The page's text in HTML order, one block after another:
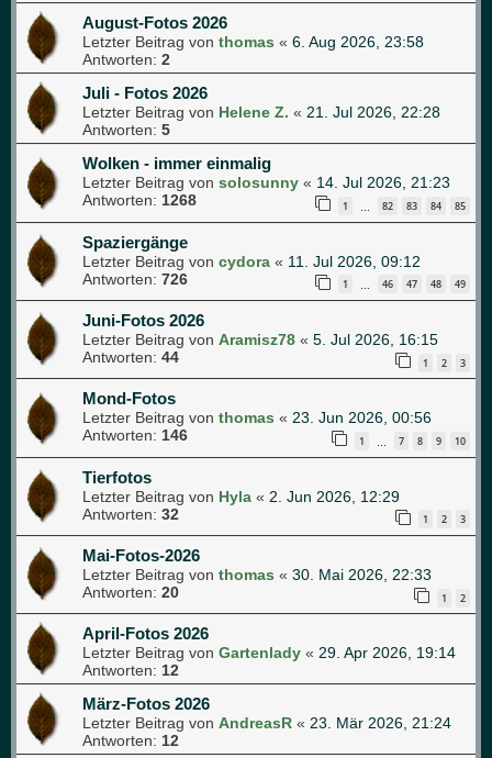
August-Fotos 2026
Letzter Beitrag von thomas « 6. Aug 2026, 23:58
Antworten: 2
Juli - Fotos 2026
Letzter Beitrag von Helene Z. « 21. Jul 2026, 22:28
Antworten: 5
Wolken - immer einmalig
Letzter Beitrag von solosunny « 14. Jul 2026, 21:23
Antworten: 1268 1 82 83 84 85
Spaziergänge
Letzter Beitrag von cydora « 11. Jul 2026, 09:12
Antworten: 726 1 … 46 47 48 49
Juni-Fotos 2026
Letzter Beitrag von Aramisz78 « 5. Jul 2026, 16:15
Antworten: 44 1 2 3
Mond-Fotos
Letzter Beitrag von thomas « 23. Jun 2026, 00:56
Antworten: 146 1 7 8 9 10
Tierfotos
Letzter Beitrag von Hyla « 2. Jun 2026, 12:29
Antworten: 32 1 2 3
Mai-Fotos-2026
Letzter Beitrag von thomas « 30. Mai 2026, 22:33
Antworten: 20 1 2
April-Fotos 2026
Letzter Beitrag von Gartenlady « 29. Apr 2026, 19:14
Antworten: 12
März-Fotos 2026
Letzter Beitrag von AndreasR « 23. Mär 2026, 21:24
Antworten: 12